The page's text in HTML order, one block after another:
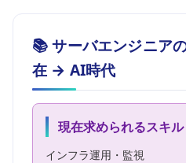
📚 サーバエンジニア
在 → AI時代
現在求められるスキル
インフラ運用・監視